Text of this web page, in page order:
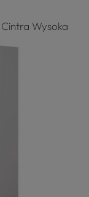
Wysoka